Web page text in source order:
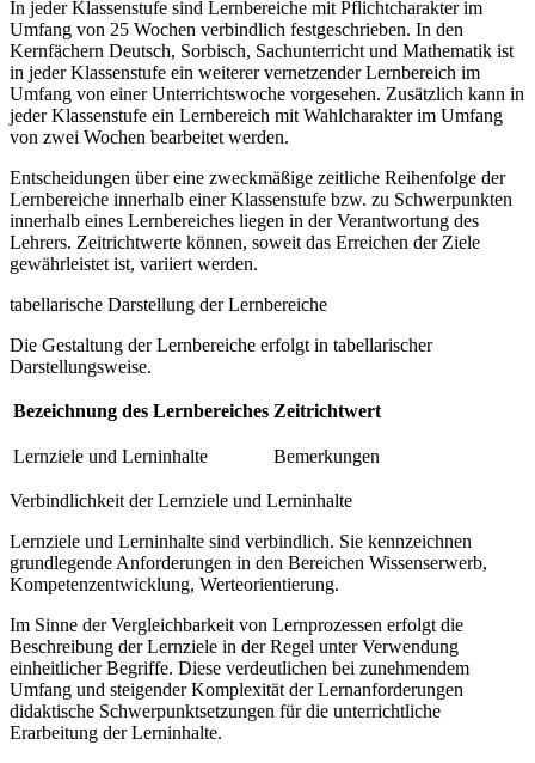
In jeder Klassenstufe sind Lernbereiche mit Pflichtcharakter im
Umfang von 25 Wochen verbindlich festgeschrieben. In den
Kernfächern Deutsch, Sorbisch, Sachunterricht und Mathematik ist
in jeder Klassenstufe ein weiterer vernetzender Lernbereich im
Umfang von einer Unterrichtswoche vorgesehen. Zusätzlich kann in
jeder Klassenstufe ein Lernbereich mit Wahlcharakter im Umfang
von zwei Wochen bearbeitet werden.
Entscheidungen über eine zweckmäßige zeitliche Reihenfolge der
Lernbereiche innerhalb einer Klassenstufe bzw. zu Schwerpunkten
innerhalb eines Lernbereiches liegen in der Verantwortung des
Lehrers. Zeitrichtwerte können, soweit das Erreichen der Ziele
gewährleistet ist, variiert werden.
tabellarische Darstellung der Lernbereiche
Die Gestaltung der Lernbereiche erfolgt in tabellarischer
Darstellungsweise.
Bezeichnung des Lernbereiches Zeitrichtwert
Lernziele und Lerninhalte Bemerkungen
Verbindlichkeit der Lernziele und Lerninhalte
Lernziele und Lerninhalte sind verbindlich. Sie kennzeichnen
grundlegende Anforderungen in den Bereichen Wissenserwerb,
Kompetenzentwicklung, Werteorientierung.
Im Sinne der Vergleichbarkeit von Lernprozessen erfolgt die
Beschreibung der Lernziele in der Regel unter Verwendung
einheitlicher Begriffe. Diese verdeutlichen bei zunehmendem
Umfang und steigender Komplexität der Lernanforderungen
didaktische Schwerpunktsetzungen für die unterrichtliche
Erarbeitung der Lerninhalte.